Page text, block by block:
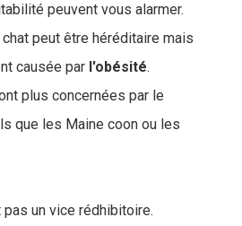
peuvent vous alarmer.
peut être héréditaire mais
causée par l'obésité.
plus concernées par le
que les Maine coon ou les
un vice rédhibitoire.